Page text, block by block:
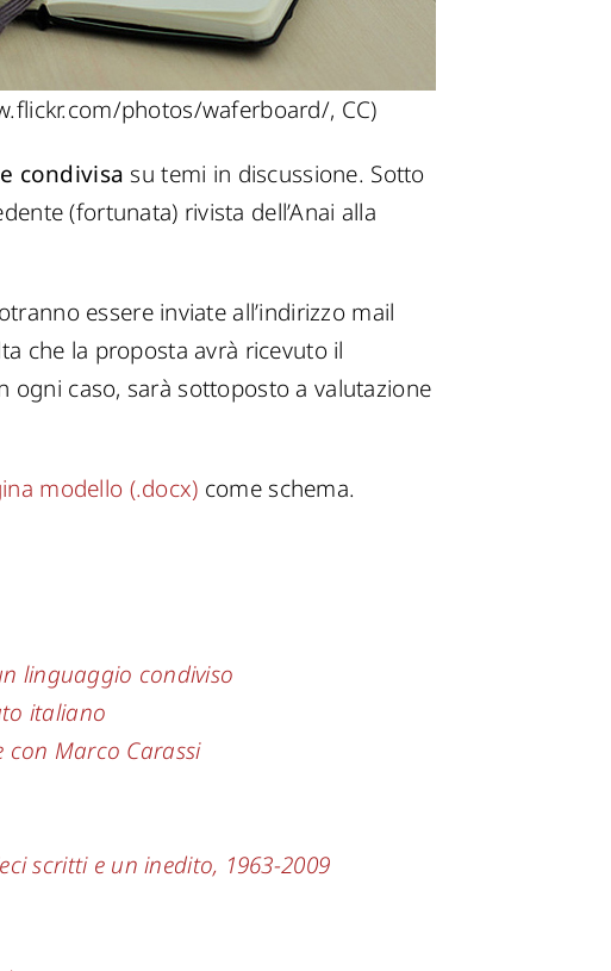
photos/waferboard/, CC)
condivisa su temi in discussione. Sotto
(fortunata) rivista dell’Anai alla
essere inviate all’indirizzo mail
che la proposta avrà ricevuto il
ogni caso, sarà sottoposto a valutazione
modello (.docx) come schema.
linguaggio condiviso
italiano
con Marco Carassi
scritti e un inedito, 1963-2009